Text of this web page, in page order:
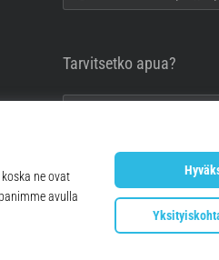
Tarvitsetko apua?